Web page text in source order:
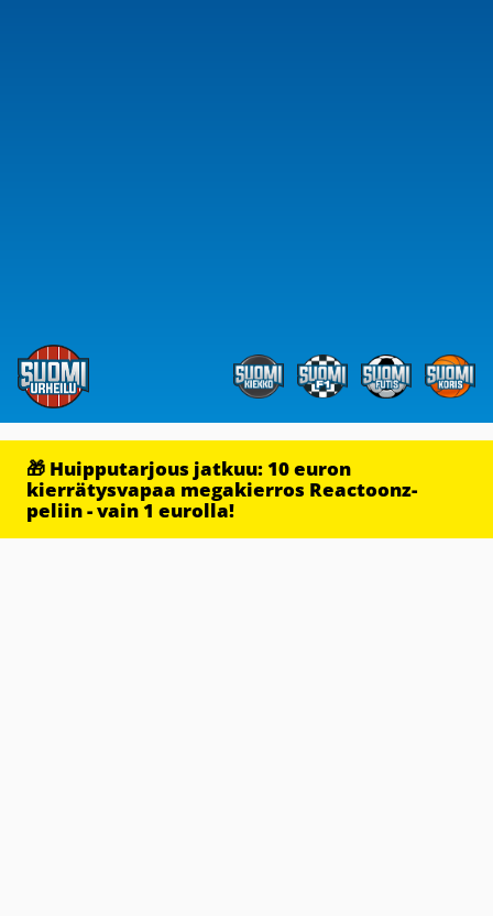
🎁 Huipputarjous jatkuu: 10 euron
kierrätysvapaa megakierros Reactoonz-
peliin - vain 1 eurolla!